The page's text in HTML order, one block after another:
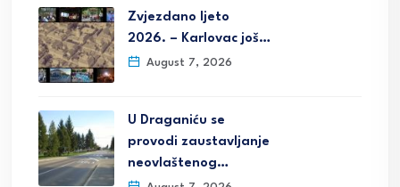
Zvjezdano ljeto
2026. – Karlovac još…
August 7, 2026
U Draganiću se
provodi zaustavljanje
neovlaštenog…